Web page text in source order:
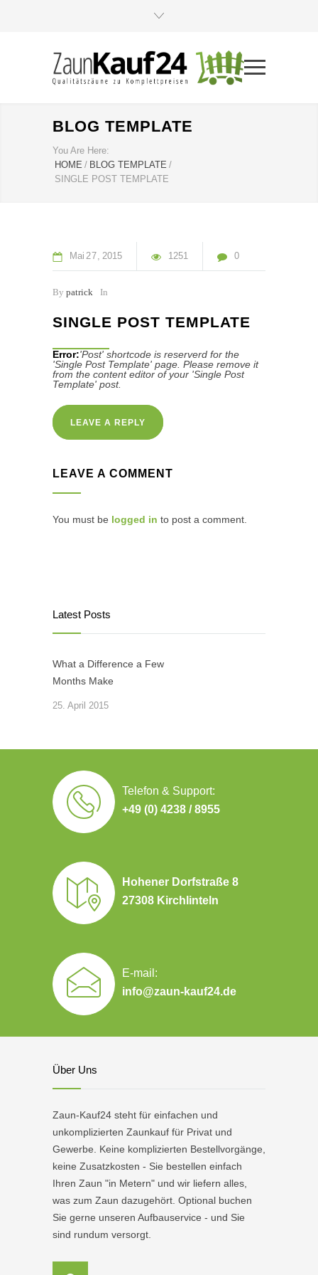
BLOG TEMPLATE
You Are Here:
HOME / BLOG TEMPLATE /
SINGLE POST TEMPLATE
Mai 27 2015 1251 0
By patrick In
SINGLE POST TEMPLATE
Error:'Post' shortcode is reserverd for the
'Single Post Template' page. Please remove it
from the content editor of your 'Single Post
Template' post.
LEAVE A REPLY
LEAVE A COMMENT
You must be logged in to post a comment.
Latest Posts
What a Difference a Few
Months Make
25. April 2015
Telefon & Support:
+49 (0) 4238 / 8955
Hohener Dorfstraße 8
27308 Kirchlinteln
E-mail:
info@zaun-kauf24.de
Über Uns
Zaun-Kauf24 steht für einfachen und
unkomplizierten Zaunkauf für Privat und
Gewerbe. Keine komplizierten Bestellvorgänge,
keine Zusatzkosten - Sie bestellen einfach
Ihren Zaun "in Metern" und wir liefern alles,
was zum Zaun dazugehört. Optional buchen
Sie gerne unseren Aufbauservice - und Sie
sind rundum versorgt.